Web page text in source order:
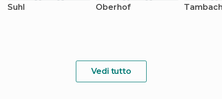
Suhl Oberhof
Vedi tutto